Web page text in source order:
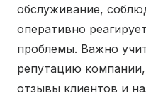
обслуживание,
оперативно
проблемы. Важно
репутацию
отзывы клиентов и